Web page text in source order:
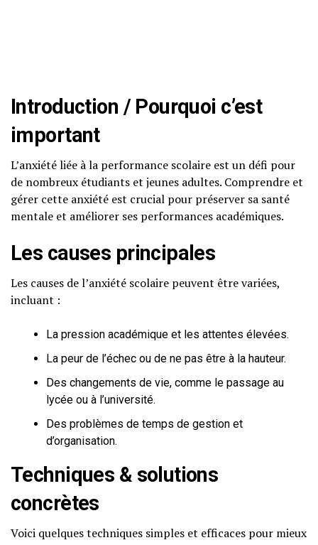
Introduction / Pourquoi c’est
important
L’anxiété liée à la performance scolaire est un défi pour
de nombreux étudiants et jeunes adultes. Comprendre et
gérer cette anxiété est crucial pour préserver sa santé
mentale et améliorer ses performances académiques.
Les causes principales
Les causes de l’anxiété scolaire peuvent être variées,
incluant :
La pression académique et les attentes élevées.
La peur de l’échec ou de ne pas être à la hauteur.
Des changements de vie, comme le passage au
lycée ou à l’université.
Des problèmes de temps de gestion et
d’organisation.
Techniques & solutions
concrètes
Voici quelques techniques simples et efficaces pour mieux